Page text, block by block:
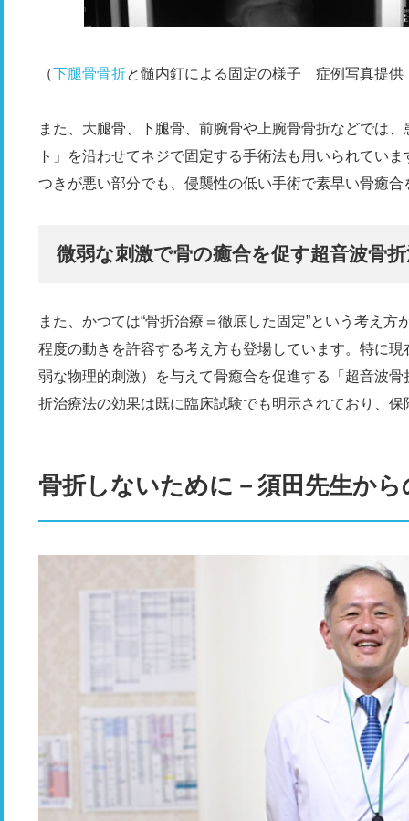
（下腿骨骨折と髄内釘による固定の様子 症例写真提供
また、大腿骨、下腿骨、前腕骨や上腕骨骨折などでは
ト」を沿わせてネジで固定する手術法も用いられてい
つきが悪い部分でも、侵襲性の低い手術で素早い骨癒
微弱な刺激で骨の癒合を促す超音波骨
また、かつては“骨折治療＝徹底した固定”という考え
程度の動きを許容する考え方も登場しています。特に
弱な物理的刺激）を与えて骨癒合を促進する「超音波
折治療法の効果は既に臨床試験でも明示されており、
骨折しないために－須田先生か